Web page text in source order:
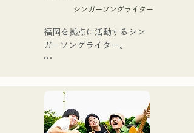
初のフルアルバム「ONE
2025.12.31にリリースし、
iTunesカントリーアルバム
て」、FBS「福岡く
ん。」、「発見らくちゃ
く！」やFUKUOKA
地元音楽イベントやライブ
ハウスを中心にパフォーマ
ンスをしている。
シンガーソングライター
福岡を拠点に活動するシン
ガーソングライター。
ードの繊細さを併せ持つ楽
曲を届けている。